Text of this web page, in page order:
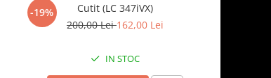
-19%
Cutit (LC 347iVX)
200,00 Lei162,00 Lei
IN STOC